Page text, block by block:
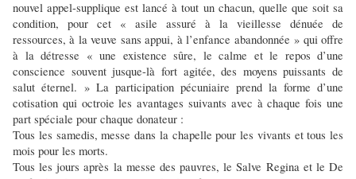
nouvel appel-supplique est lancé à tout un chacun, quelle que soit sa
condition, pour cet « asile assuré à la vieillesse dénuée de
ressources, à la veuve sans appui, à l’enfance abandonnée » qui offre
à la détresse « une existence sûre, le calme et le repos d’une
conscience souvent jusque-là fort agitée, des moyens puissants de
salut éternel. » La participation pécuniaire prend la forme d’une
cotisation qui octroie les avantages suivants avec à chaque fois une
part spéciale pour chaque donateur :
Tous les samedis, messe dans la chapelle pour les vivants et tous les
mois pour les morts.
Tous les jours après la messe des pauvres, le Salve Regina et le De